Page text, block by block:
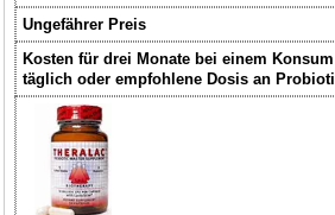
Ungefährer Preis
Kosten für drei Monate bei einem
täglich oder empfohlene Dosis an